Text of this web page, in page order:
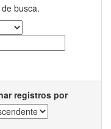
busca.
registros por